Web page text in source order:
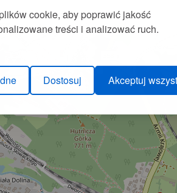
cookie, aby poprawić jakość
treści i analizować ruch.
Dostosuj Akceptuj